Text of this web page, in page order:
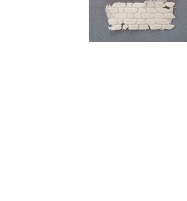
ПАСТА ЗА ШАБЛОНИ
ПАСТА РАФАЕЛО
ТРАВЕРТИНО